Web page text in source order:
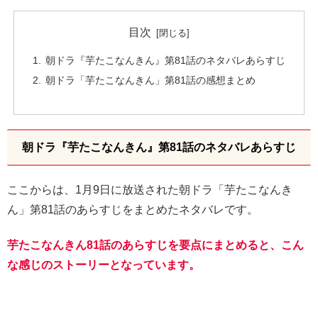
目次
朝ドラ『芋たこなんきん』第81話のネタバレあらすじ
朝ドラ「芋たこなんきん」第81話の感想まとめ
朝ドラ『芋たこなんきん』第81話のネタバレあらすじ
ここからは、1月9日に放送された朝ドラ「芋たこなんき
ん」第81話のあらすじをまとめたネタバレです。
芋たこなんきん81話のあらすじを要点にまとめると、こん
な感じのストーリーとなっています。